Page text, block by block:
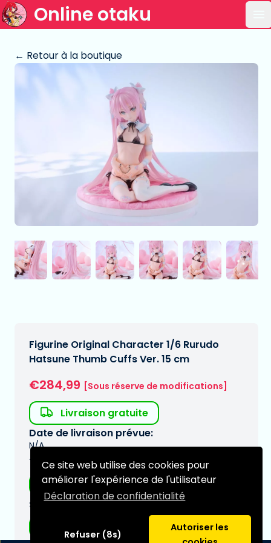
Ce site web utilise des cookies pour
améliorer l'expérience de l'utilisateur
Déclaration de confidentialité
Refuser (8s)
Autoriser les
Online otaku
← Retour à la boutique
Figurine Original Character 1/6 Rurudo
Hatsune Thumb Cuffs Ver. 15 cm
€284,99 [Sous réserve de modifications]
Livraison gratuite
Date de livraison prévue:
N/A
Type:
Figurines Hentai
Série:
Original Character